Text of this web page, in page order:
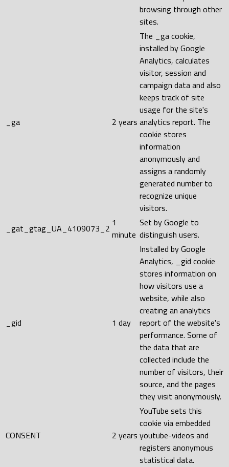
browsing through other
sites.
_ga 2 years
The _ga cookie,
installed by Google
Analytics, calculates
visitor, session and
campaign data and also
keeps track of site
usage for the site's
analytics report. The
cookie stores
information
anonymously and
assigns a randomly
generated number to
recognize unique
visitors.
_gat_gtag_UA_4109073_2 1
minute
Set by Google to
distinguish users.
_gid 1 day
Installed by Google
Analytics, _gid cookie
stores information on
how visitors use a
website, while also
creating an analytics
report of the website's
performance. Some of
the data that are
collected include the
number of visitors, their
source, and the pages
they visit anonymously.
CONSENT 2 years
YouTube sets this
cookie via embedded
youtube-videos and
registers anonymous
statistical data.